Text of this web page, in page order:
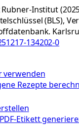
Rubner-Institut
(BLS),
134202-0
verwenden
Rezepte
Etikett